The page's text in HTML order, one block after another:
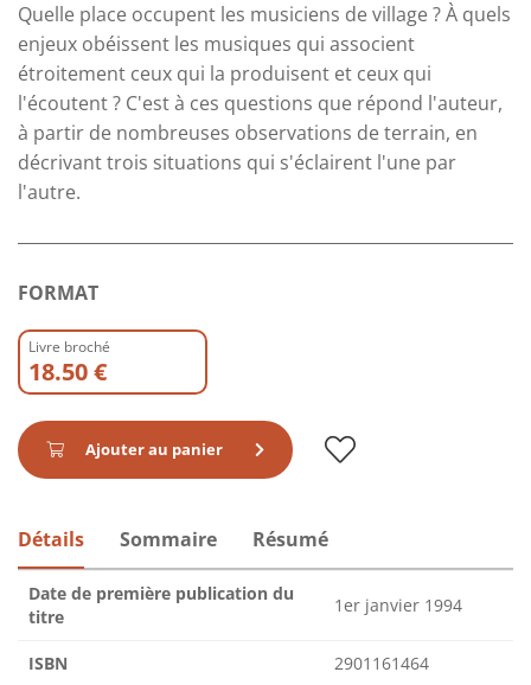
Quelle place occupent les musiciens de village ? À quels
enjeux obéissent les musiques qui associent
étroitement ceux qui la produisent et ceux qui
l'écoutent ? C'est à ces questions que répond l'auteur,
à partir de nombreuses observations de terrain, en
décrivant trois situations qui s'éclairent l'une par
l'autre.
FORMAT
Livre broché
18.50 €
Ajouter au panier
Détails Sommaire Résumé
Date de première publication du
titre
1er janvier 1994
ISBN 2901161464